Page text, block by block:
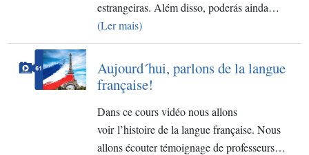
estrangeiras. Além disso, poderás ainda…
(Ler mais)
​Aujourd´hui, parlons de la langue
française!
Dans ce cours vidéo nous allons
voir l’histoire de la langue française. Nous
allons écouter témoignage de professeurs…